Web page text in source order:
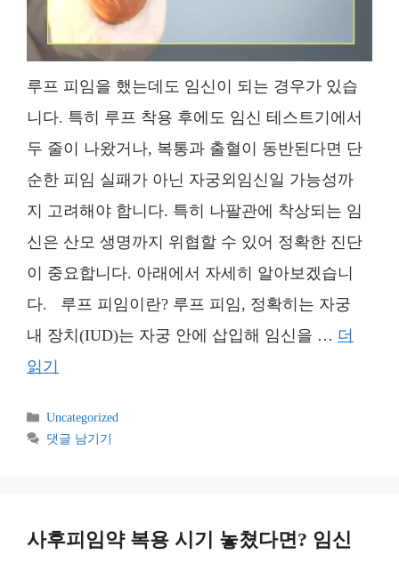
루프 피임을 했는데도 임신이 되는 경우가 있습
니다. 특히 루프 착용 후에도 임신 테스트기에서
두 줄이 나왔거나, 복통과 출혈이 동반된다면 단
순한 피임 실패가 아닌 자궁외임신일 가능성까
지 고려해야 합니다. 특히 나팔관에 착상되는 임
신은 산모 생명까지 위협할 수 있어 정확한 진단
이 중요합니다. 아래에서 자세히 알아보겠습니
다. 루프 피임이란? 루프 피임, 정확히는 자궁
내 장치(IUD)는 자궁 안에 삽입해 임신을 … 더
읽기
카
테
Uncategorized
댓글 남기기
사후피임약 복용 시기 놓쳤다면? 임신